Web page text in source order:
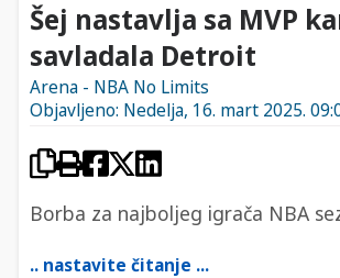
Šej nastavlja sa MVP
savladala Detroit
Arena - NBA No Limits
Objavljeno: Nedelja, 16. mart 2025.
Borba za najboljeg igrača NBA
.. nastavite čitanje ...